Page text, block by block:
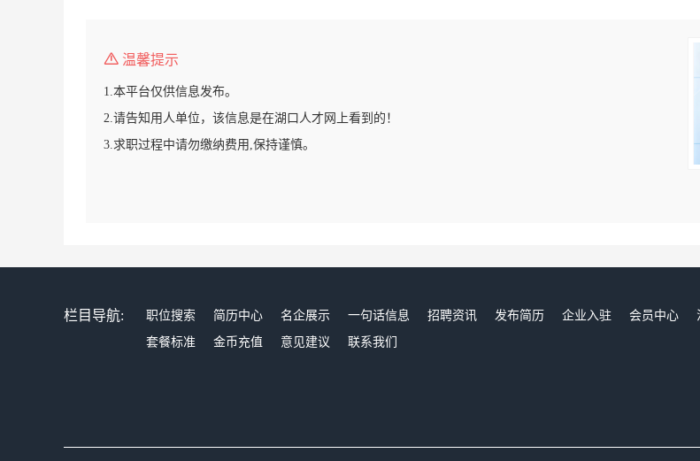
温馨提示
1.本平台仅供信息发布。
2.请告知用人单位，该信息是在湖口人才网上看到的！
3.求职过程中请勿缴纳费用,保持谨慎。
栏目导航: 职位搜索 简历中心 名企展示 一句话信息 招聘资讯 发布简历 企业入驻 会员中心
套餐标准
金币充值 意见建议 联系我们